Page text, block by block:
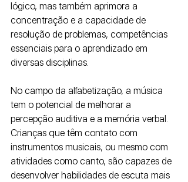
lógico, mas também aprimora a
concentração e a capacidade de
resolução de problemas, competências
essenciais para o aprendizado em
diversas disciplinas.
No campo da alfabetização, a música
tem o potencial de melhorar a
percepção auditiva e a memória verbal.
Crianças que têm contato com
instrumentos musicais, ou mesmo com
atividades como canto, são capazes de
desenvolver habilidades de escuta mais